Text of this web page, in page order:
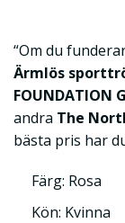
“Om du
Ärmlös
FOUNDATION
andra The
bästa pris har
Färg: Rosa
Kön: Kvinna